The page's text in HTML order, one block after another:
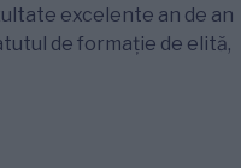
excelente an de an
de formație de elită,